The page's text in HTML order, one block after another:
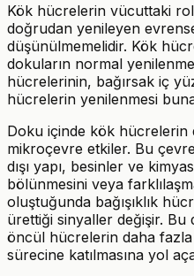
Kök hücrelerin vücuttaki
doğrudan yenileyen
düşünülmemelidir. Kök
dokuların normal
hücrelerinin, bağırsak iç
hücrelerin yenilenmesi
Doku içinde kök hücrelerin
mikroçevre etkiler. Bu
dışı yapı, besinler ve
bölünmesini veya
oluştuğunda bağışıklık
ürettiği sinyaller değişir. Bu
öncül hücrelerin daha
sürecine katılmasına yol